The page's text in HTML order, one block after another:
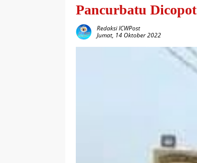
Pancurbatu Dicopot
Redaksi ICWPost
Jumat, 14 Oktober 2022